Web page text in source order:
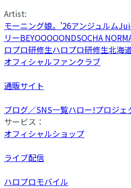
Artist:
モーニング娘。'26アンジュルム
リーBEYOOOOONDSOCHA
ロプロ研修生ハロプロ研修生北海
オフィシャルファンクラブ
通販サイト
ブログ／SNS一覧ハロー!プロジェ
サービス：
オフィシャルショップ
ライブ配信
ハロプロモバイル